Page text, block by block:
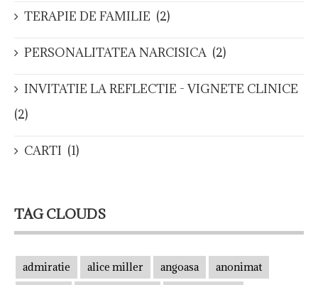
TERAPIE DE FAMILIE (2)
PERSONALITATEA NARCISICA (2)
INVITATIE LA REFLECTIE - VIGNETE CLINICE
(2)
CARTI (1)
TAG CLOUDS
admiratie alice miller angoasa
anonimat